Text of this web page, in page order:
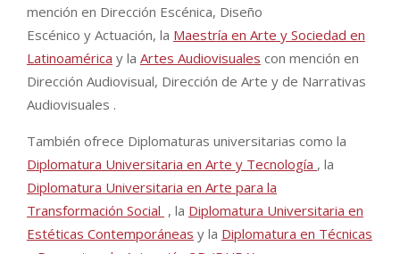
mención en Dirección Escénica, Diseño
Escénico y Actuación, la Maestría en Arte y Sociedad en
Latinoamérica y la Artes Audiovisuales con mención en
Dirección Audiovisual, Dirección de Arte y de Narrativas
Audiovisuales .
También ofrece Diplomaturas universitarias como la
Diplomatura Universitaria en Arte y Tecnología , la
Diplomatura Universitaria en Arte para la
Transformación Social , la Diplomatura Universitaria en
Estéticas Contemporáneas y la Diplomatura en Técnicas